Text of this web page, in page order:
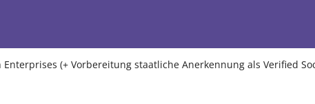
(+ Vorbereitung staatliche Anerkennung als Verified